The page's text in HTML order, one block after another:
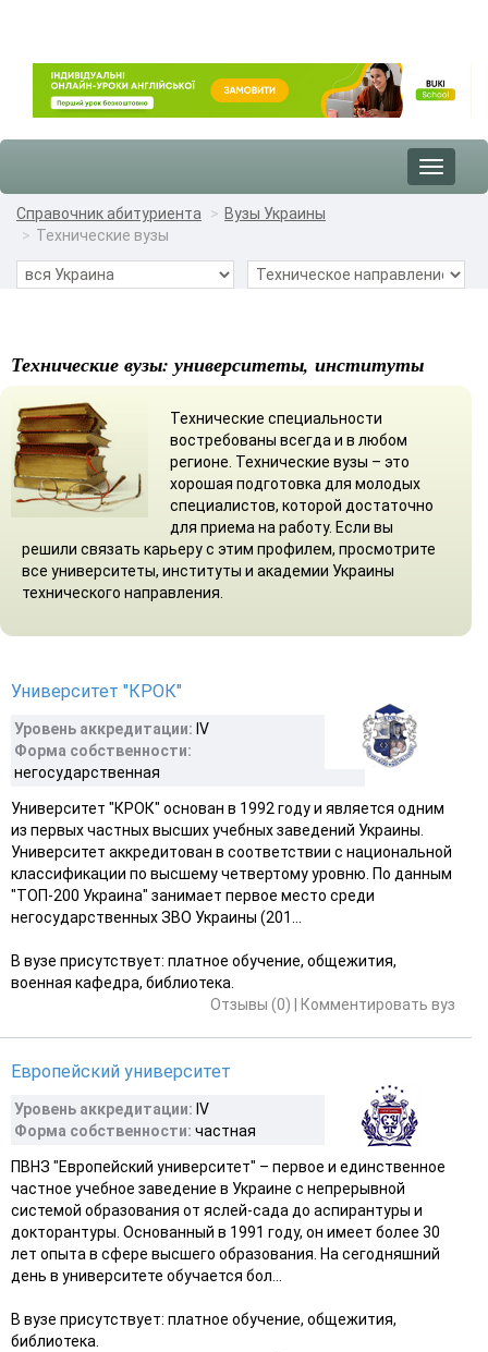
Toggle
Справочник абитуриента
Вузы Украины
Технические вузы
Технические вузы: университеты, институты
Технические специальности
востребованы всегда и в любом
регионе. Технические вузы – это
хорошая подготовка для молодых
специалистов, которой достаточно
для приема на работу. Если вы
решили связать карьеру с этим профилем, просмотрите
все университеты, институты и академии Украины
технического направления.
Университет "КРОК"
Уровень аккредитации: ІV
Форма собственности:
негосударственная
Университет "КРОК" основан в 1992 году и является одним
из первых частных высших учебных заведений Украины.
Университет аккредитован в соответствии с национальной
классификации по высшему четвертому уровню. По данным
"ТОП-200 Украина" занимает первое место среди
негосударственных ЗВО Украины (201...
В вузе присутствует: платное обучение, общежития,
военная кафедра, библиотека.
Отзывы (0)
Комментировать вуз
Европейский университет
Уровень аккредитации: IV
Форма собственности: частная
ПВНЗ "Европейский университет" – первое и единственное
частное учебное заведение в Украине с непрерывной
системой образования от яслей-сада до аспирантуры и
докторантуры. Основанный в 1991 году, он имеет более 30
лет опыта в сфере высшего образования. На сегодняшний
день в университете обучается бол...
В вузе присутствует: платное обучение, общежития,
библиотека.